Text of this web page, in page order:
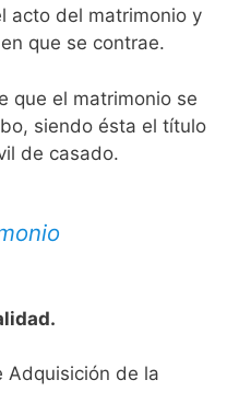
acto del matrimonio y
que se contrae.
que el matrimonio se
siendo ésta el título
de casado.
Adquisición de la